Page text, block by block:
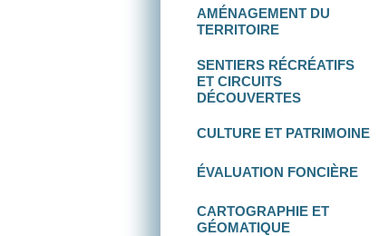
AMÉNAGEMENT DU
TERRITOIRE
SENTIERS RÉCRÉATIFS
ET CIRCUITS
DÉCOUVERTES
CULTURE ET PATRIMOINE
ÉVALUATION FONCIÈRE
CARTOGRAPHIE ET
GÉOMATIQUE